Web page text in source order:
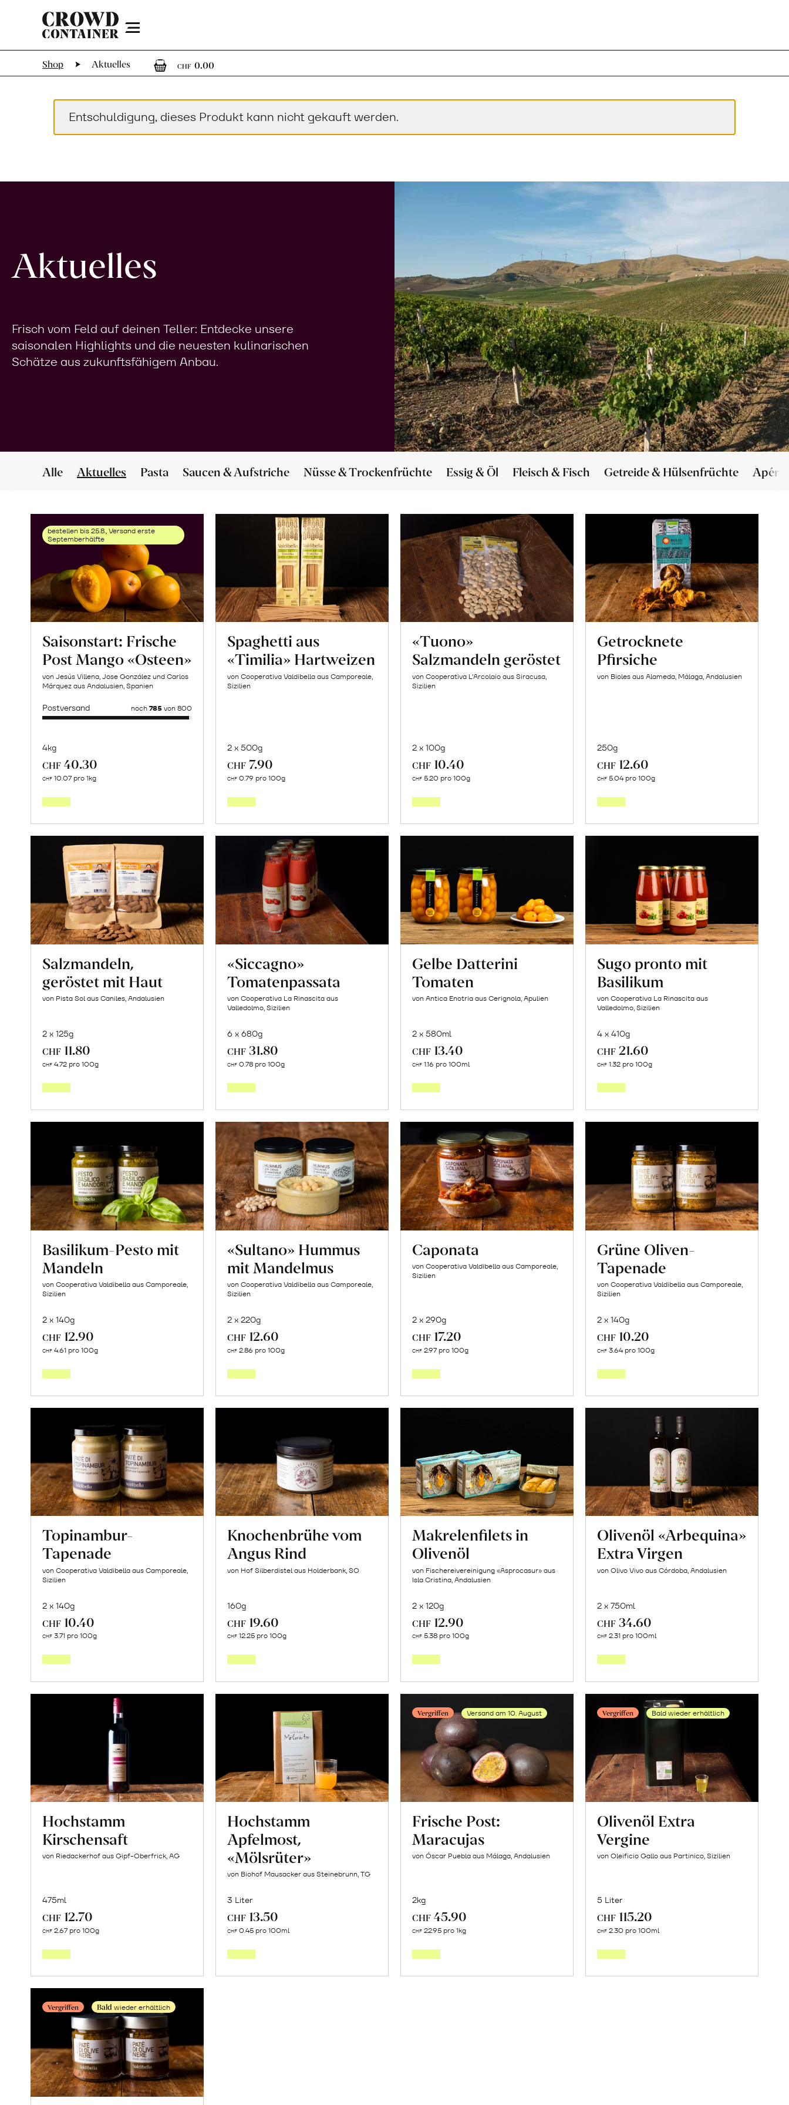
Menu
Shop Aktuelles
CHF 0.000 Artikel im Warenkorb
Entschuldigung, dieses Produkt kann nicht gekauft werden.
Aktuelles
Frisch vom Feld auf deinen Teller: Entdecke unsere
saisonalen Highlights und die neuesten kulinarischen
Schätze aus zukunftsfähigem Anbau.
Alle Aktuelles Pasta Saucen & Aufstriche Nüsse & Trockenfrüchte Essig & Öl Fleisch & Fisch Getreide & Hülsenfrüchte Apéro
bestellen bis 25.8., Versand erste
Septemberhälfte
Saisonstart: Frische
Post Mango «Osteen»
von Jesús Villena, Jose González und Carlos
Márquez aus Andalusien, Spanien
Postversand noch 785von 800
4kg
CHF 40.30
CHF 10.07 pro 1kg
Frische
Post
Mango
«Osteen»
erfahren
Spaghetti aus
«Timilia» Hartweizen
von Cooperativa Valdibella aus Camporeale,
Sizilien
2 x 500g
CHF 7.90
CHF 0.79 pro 100g
«Tuono»
Salzmandeln geröstet
von Cooperativa L’Arcolaio aus Siracusa,
Sizilien
2 x 100g
CHF 10.40
CHF 5.20 pro 100g
Getrocknete
Pfirsiche
von Bioles aus Alameda, Málaga, Andalusien
250g
CHF 12.60
CHF 5.04 pro 100g
Salzmandeln,
geröstet mit Haut
von Pista Sol aus Caniles, Andalusien
2 x 125g
CHF 11.80
CHF 4.72 pro 100g
«Siccagno»
Tomatenpassata
von Cooperativa La Rinascita aus
Valledolmo, Sizilien
6 x 680g
CHF 31.80
CHF 0.78 pro 100g
Gelbe Datterini
Tomaten
von Antica Enotria aus Cerignola, Apulien
2 x 580ml
CHF 13.40
CHF 1.16 pro 100ml
Sugo pronto mit
Basilikum
von Cooperativa La Rinascita aus
Valledolmo, Sizilien
4 x 410g
CHF 21.60
CHF 1.32 pro 100g
Basilikum-Pesto mit
Mandeln
von Cooperativa Valdibella aus Camporeale,
Sizilien
2 x 140g
CHF 12.90
CHF 4.61 pro 100g
«Sultano» Hummus
mit Mandelmus
von Cooperativa Valdibella aus Camporeale,
Sizilien
2 x 220g
CHF 12.60
CHF 2.86 pro 100g
Caponata
von Cooperativa Valdibella aus Camporeale,
Sizilien
2 x 290g
CHF 17.20
CHF 2.97 pro 100g
Grüne Oliven-
Tapenade
von Cooperativa Valdibella aus Camporeale,
Sizilien
2 x 140g
CHF 10.20
CHF 3.64 pro 100g
Topinambur-
Tapenade
von Cooperativa Valdibella aus Camporeale,
Sizilien
2 x 140g
CHF 10.40
CHF 3.71 pro 100g
Knochenbrühe vom
Angus Rind
von Hof Silberdistel aus Holderbank, SO
160g
CHF 19.60
CHF 12.25 pro 100g
Makrelenfilets in
Olivenöl
von Fischereivereinigung «Asprocasur» aus
Isla Cristina, Andalusien
2 x 120g
CHF 12.90
CHF 5.38 pro 100g
Olivenöl «Arbequina»
Extra Virgen
von Olivo Vivo aus Córdoba, Andalusien
2 x 750ml
CHF 34.60
CHF 2.31 pro 100ml
Hochstamm
Kirschensaft
von Riedackerhof aus Gipf-Oberfrick, AG
475ml
CHF 12.70
CHF 2.67 pro 100g
Hochstamm
Apfelmost,
«Mölsrüter»
von Biohof Mausacker aus Steinebrunn, TG
3 Liter
CHF 13.50
CHF 0.45 pro 100ml
Vergriffen Versand am 10. August
Frische Post:
Maracujas
von Óscar Puebla aus Málaga, Andalusien
2kg
CHF 45.90
CHF 22.95 pro 1kg
Vergriffen Bald wieder erhältlich
Olivenöl Extra
Vergine
von Oleificio Gallo aus Partinico, Sizilien
5 Liter
CHF 115.20
CHF 2.30 pro 100ml
Vergriffen Bald wieder erhältlich